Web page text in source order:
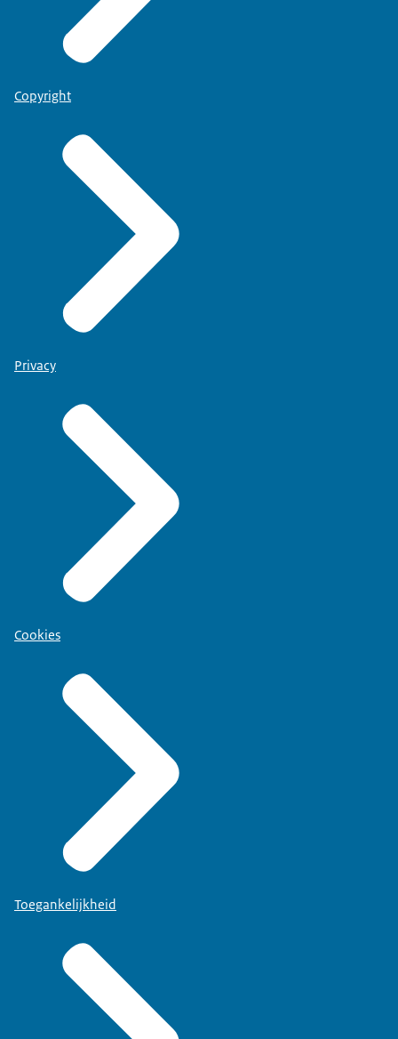
Copyright
Privacy
Cookies
Toegankelijkheid